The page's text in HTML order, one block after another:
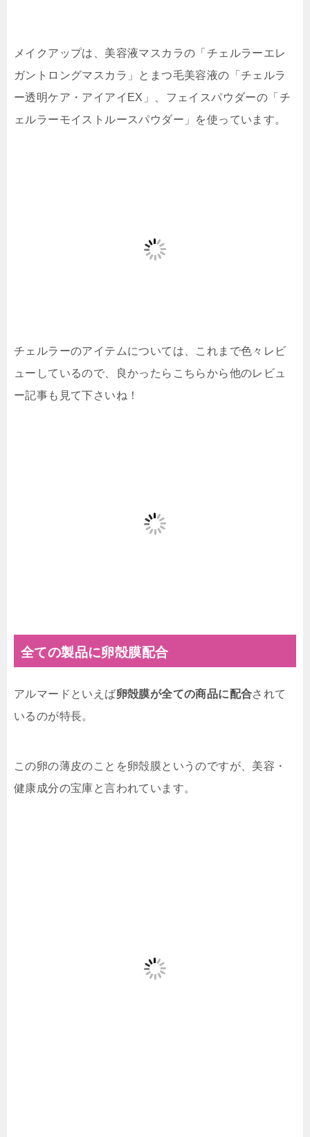
メイクアップは、美容液マスカラの「チェルラーエレ
ガントロングマスカラ」とまつ毛美容液の「チェルラ
ー透明ケア・アイアイEX」、フェイスパウダーの「チ
ェルラーモイストルースパウダー」を使っています。
チェルラーのアイテムについては、これまで色々レビ
ューしているので、良かったらこちらから他のレビュ
ー記事も見て下さいね！
全ての製品に卵殻膜配合
アルマードといえば卵殻膜が全ての商品に配合されて
いるのが特長。
この卵の薄皮のことを卵殻膜というのですが、美容・
健康成分の宝庫と言われています。